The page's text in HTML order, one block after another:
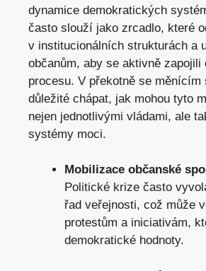
dynamice demokratických
často slouží jako zrcadlo, které
v institucionálních strukturách a
občanům, aby se aktivně zapojili
procesu. V překotně se měnícím
důležité chápat, jak mohou tyto
nejen jednotlivými vládami, ale
systémy moci.
Mobilizace občanské
Politické krize často
řad veřejnosti, což může
protestům a iniciativám,
demokratické hodnoty.